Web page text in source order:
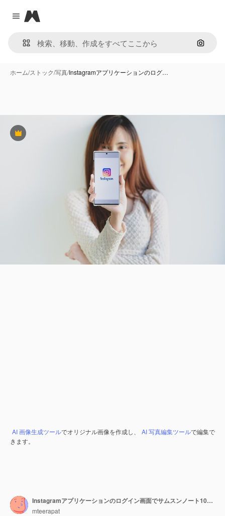
Close menu
Magnific
画像で
ホーム/ストック/写真/Instagramアプリケーションのログ…
Premium
AI 画像生成ツールでオリジナル画像を作成し、 AI 写真編集ツールで編集で
きます。
Instagramアプリケーションのログイン画面でサムスンノート10プラスを持っている女性の手。
mteerapat